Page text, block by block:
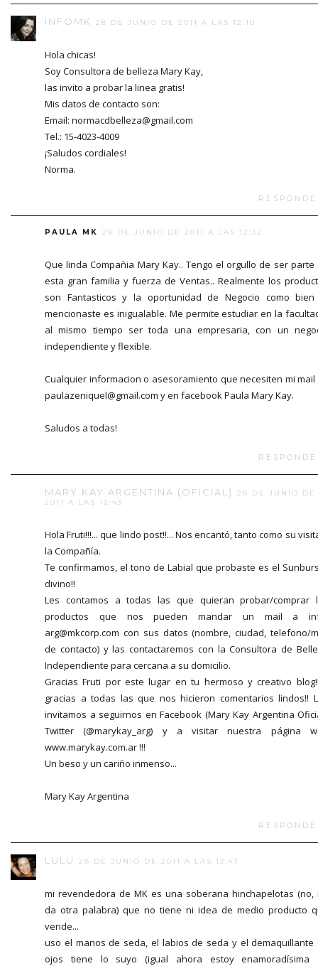
INFOMK 28 DE JUNIO DE 2011 A LAS 12:10
Hola chicas!
Soy Consultora de belleza Mary Kay,
las invito a probar la linea gratis!
Mis datos de contacto son:
Email: normacdbelleza@gmail.com
Tel.: 15-4023-4009
¡Saludos cordiales!
Norma.
PAULA MK 28 DE JUNIO DE 2011 A LAS 12:32
Que linda Compañia Mary Kay.. Tengo el orgullo de ser parte
esta gran familia y fuerza de Ventas.. Realmente los
son Fantasticos y la oportunidad de Negocio como
mencionaste es inigualable. Me permite estudiar en la
al mismo tiempo ser toda una empresaria, con un
independiente y flexible.
Cualquier informacion o asesoramiento que necesiten mi mail
paulazeniquel@gmail.com y en facebook Paula Mary Kay.
Saludos a todas!
MARY KAY ARGENTINA (OFICIAL)
28 DE JUNIO DE
2011 A LAS 12:43
Hola Fruti!!!... que lindo post!!... Nos encantó, tanto como su
la Compañía.
Te confirmamos, el tono de Labial que probaste es el
divino!!
Les contamos a todas las que quieran probar/comprar
productos que nos pueden mandar un mail a
arg@mkcorp.com con sus datos (nombre, ciudad, telefono/
de contacto) y las contactaremos con la Consultora de
Independiente para cercana a su domicilio.
Gracias Fruti por este lugar en tu hermoso y creativo
gracias a todas las que nos hicieron comentarios lindos!!
invitamos a seguirnos en Facebook (Mary Kay Argentina
Twitter (@marykay_arg) y a visitar nuestra página
www.marykay.com.ar !!!
Un beso y un cariño inmenso...
Mary Kay Argentina
LULU 28 DE JUNIO DE 2011 A LAS 13:47
mi revendedora de MK es una soberana hinchapelotas (no,
da otra palabra) que no tiene ni idea de medio producto
vende...
uso el manos de seda, el labios de seda y el demaquillante
ojos tiene lo suyo (igual ahora estoy enamoradísima